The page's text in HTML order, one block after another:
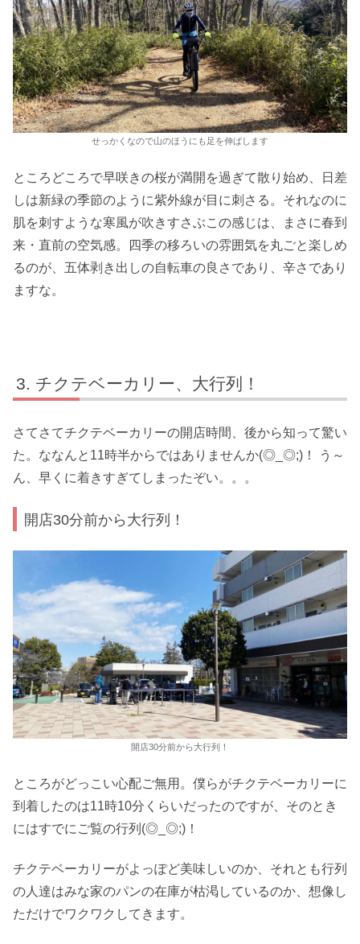
せっかくなので山のほうにも足を伸ばします
ところどころで早咲きの桜が満開を過ぎて散り始め、日差
しは新緑の季節のように紫外線が目に刺さる。それなのに
肌を刺すような寒風が吹きすさぶこの感じは、まさに春到
来・直前の空気感。四季の移ろいの雰囲気を丸ごと楽しめ
るのが、五体剥き出しの自転車の良さであり、辛さであり
ますな。
チクテベーカリー、大行列！
さてさてチクテベーカリーの開店時間、後から知って驚い
た。ななんと11時半からではありませんか(◎_◎;)！ う～
ん、早くに着きすぎてしまったぞい。。。
開店30分前から大行列！
開店30分前から大行列！
ところがどっこい心配ご無用。僕らがチクテベーカリーに
到着したのは11時10分くらいだったのですが、そのとき
にはすでにご覧の行列(◎_◎;)！
チクテベーカリーがよっぽど美味しいのか、それとも行列
の人達はみな家のパンの在庫が枯渇しているのか、想像し
ただけでワクワクしてきます。